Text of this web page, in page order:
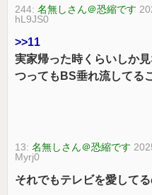
244:名無しさん＠恐縮です
hL9JS0
>>11
実家帰った時くらいしか
つってもBS垂れ流してる
13:名無しさん＠恐縮です
Myrj0
それでもテレビを愛して